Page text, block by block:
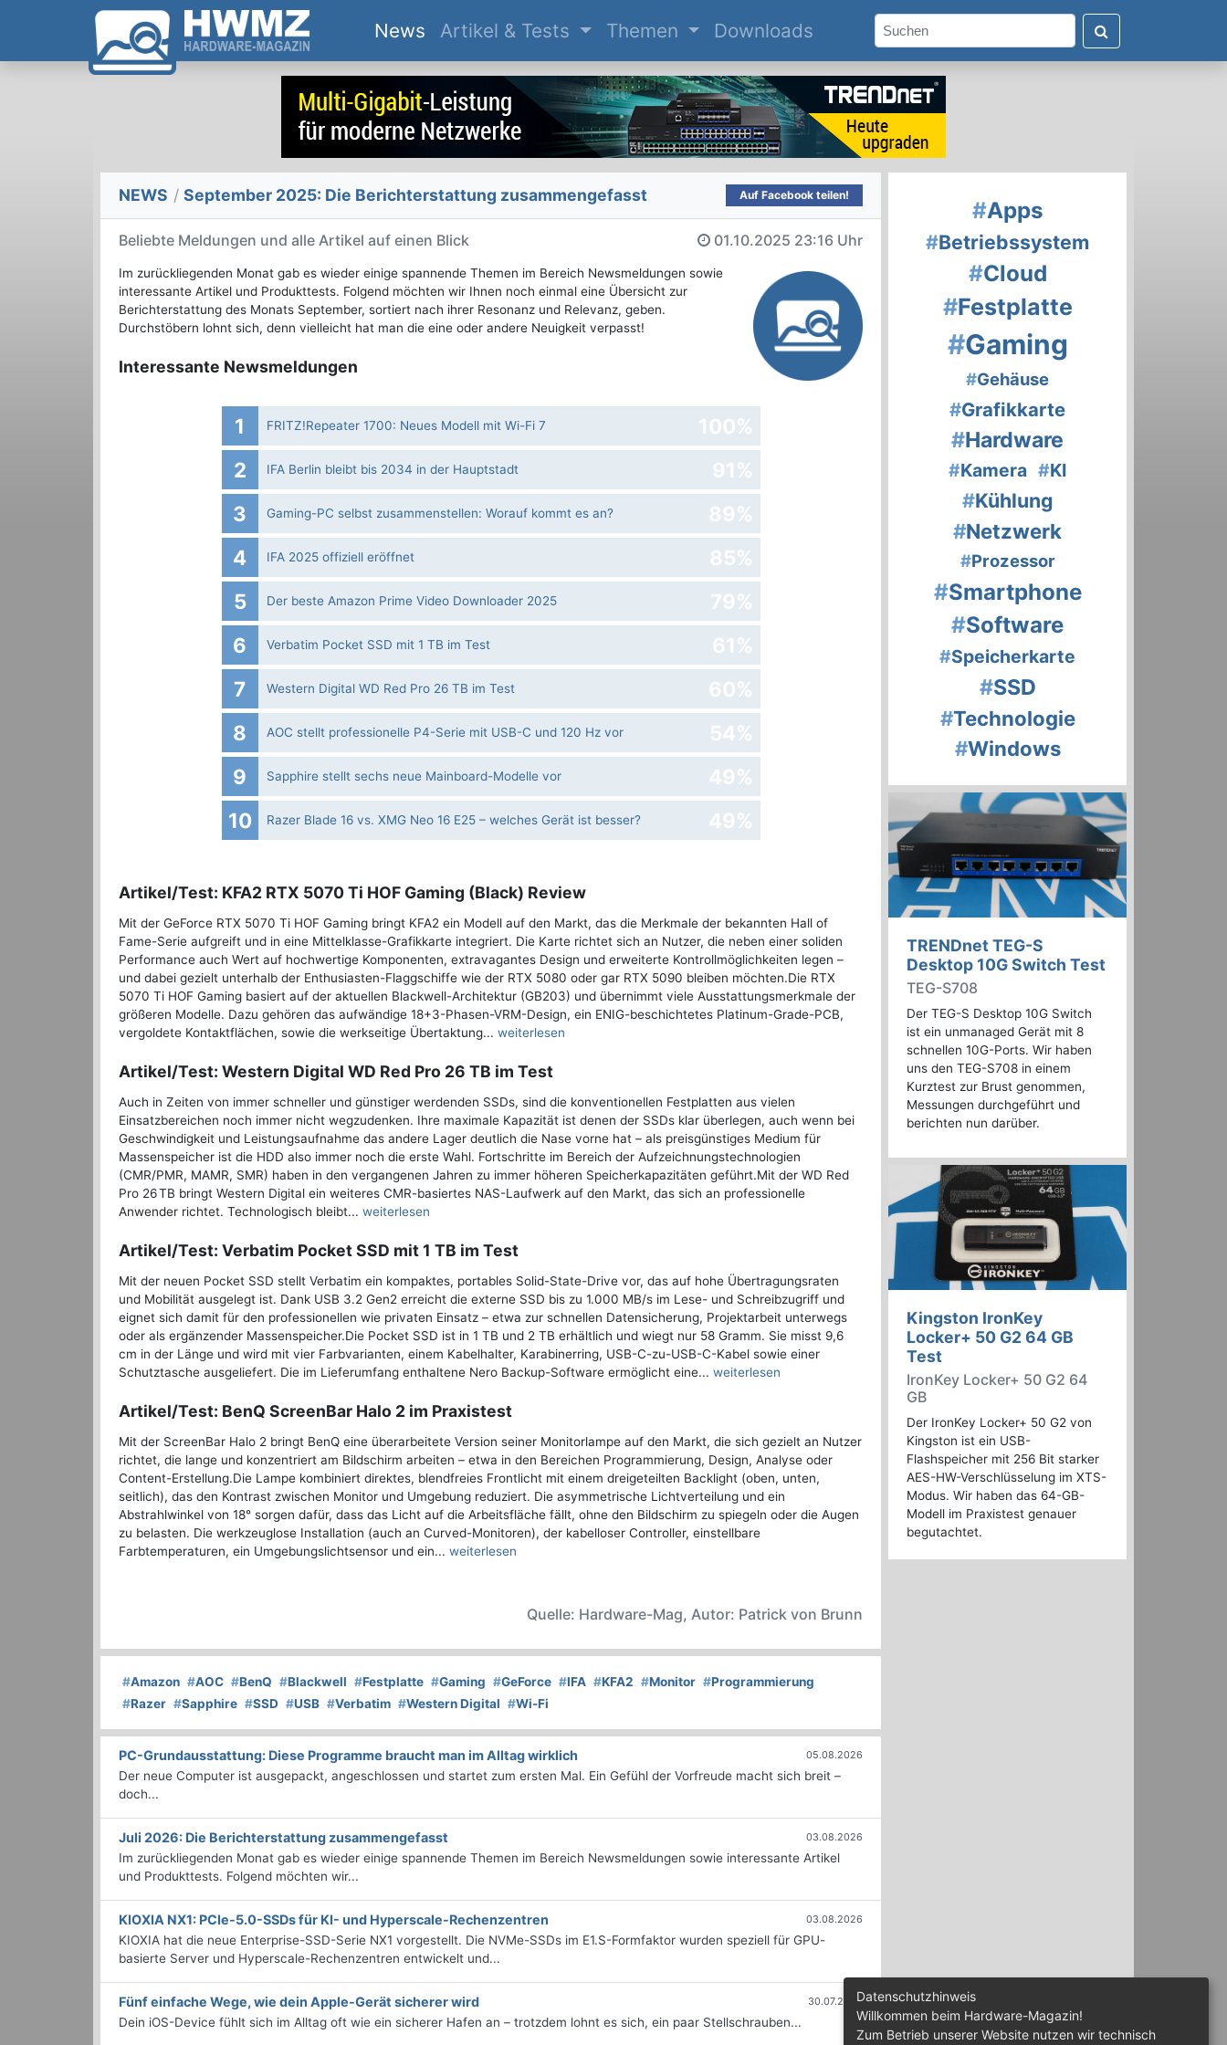
News(current)
Artikel & Tests Themen Downloads
NEWS / September 2025: Die Bericht­erstattung zusammengefasst Auf Facebook teilen!
Beliebte Meldungen und alle Artikel auf einen Blick 01.10.2025 23:16 Uhr
Im zurückliegenden Monat gab es wieder einige spannende Themen im Bereich Newsmeldungen sowie
interessante Artikel und Produkttests. Folgend möchten wir Ihnen noch einmal eine Übersicht zur
Berichterstattung des Monats September, sortiert nach ihrer Resonanz und Relevanz, geben.
Durchstöbern lohnt sich, denn vielleicht hat man die eine oder andere Neuigkeit verpasst!
Interessante Newsmeldungen
1 FRITZ!Repeater 1700: Neues Modell mit Wi-Fi 7
100%
2
IFA Berlin bleibt bis 2034 in der Hauptstadt
91%
3
Gaming-PC selbst zusammenstellen: Worauf kommt es an?
89%
4
IFA 2025 offiziell eröffnet
85%
5
Der beste Amazon Prime Video Downloader 2025
79%
6
Verbatim Pocket SSD mit 1 TB im Test
61%
7
Western Digital WD Red Pro 26 TB im Test
60%
8
AOC stellt professionelle P4-Serie mit USB-C und 120 Hz vor
54%
9
Sapphire stellt sechs neue Mainboard-Modelle vor
49%
10
Razer Blade 16 vs. XMG Neo 16 E25 – welches Gerät ist besser? 49%
Artikel/Test: KFA2 RTX 5070 Ti HOF Gaming (Black) Review
Mit der GeForce RTX 5070 Ti HOF Gaming bringt KFA2 ein Modell auf den Markt, das die Merkmale der bekannten Hall of
Fame-Serie aufgreift und in eine Mittelklasse-Grafikkarte integriert. Die Karte richtet sich an Nutzer, die neben einer soliden
Performance auch Wert auf hochwertige Komponenten, extravagantes Design und erweiterte Kontrollmöglichkeiten legen –
und dabei gezielt unterhalb der Enthusiasten-Flaggschiffe wie der RTX 5080 oder gar RTX 5090 bleiben möchten.Die RTX
5070 Ti HOF Gaming basiert auf der aktuellen Blackwell-Architektur (GB203) und übernimmt viele Ausstattungsmerkmale der
größeren Modelle. Dazu gehören das aufwändige 18+3-Phasen-VRM-Design, ein ENIG-beschichtetes Platinum-Grade-PCB,
vergoldete Kontaktflächen, sowie die werkseitige Übertaktung... weiterlesen
Artikel/Test: Western Digital WD Red Pro 26 TB im Test
Auch in Zeiten von immer schneller und günstiger werdenden SSDs, sind die konventionellen Festplatten aus vielen
Einsatzbereichen noch immer nicht wegzudenken. Ihre maximale Kapazität ist denen der SSDs klar überlegen, auch wenn bei
Geschwindigkeit und Leistungsaufnahme das andere Lager deutlich die Nase vorne hat – als preisgünstiges Medium für
Massenspeicher ist die HDD also immer noch die erste Wahl. Fortschritte im Bereich der Aufzeichnungstechnologien
(CMR/PMR, MAMR, SMR) haben in den vergangenen Jahren zu immer höheren Speicherkapazitäten geführt.Mit der WD Red
Pro 26 TB bringt Western Digital ein weiteres CMR-basiertes NAS-Laufwerk auf den Markt, das sich an professionelle
Anwender richtet. Technologisch bleibt... weiterlesen
Artikel/Test: Verbatim Pocket SSD mit 1 TB im Test
Mit der neuen Pocket SSD stellt Verbatim ein kompaktes, portables Solid-State-Drive vor, das auf hohe Übertragungsraten
und Mobilität ausgelegt ist. Dank USB 3.2 Gen2 erreicht die externe SSD bis zu 1.000 MB/s im Lese- und Schreibzugriff und
eignet sich damit für den professionellen wie privaten Einsatz – etwa zur schnellen Datensicherung, Projektarbeit unterwegs
oder als ergänzender Massenspeicher.Die Pocket SSD ist in 1 TB und 2 TB erhältlich und wiegt nur 58 Gramm. Sie misst 9,6
cm in der Länge und wird mit vier Farbvarianten, einem Kabelhalter, Karabinerring, USB-C-zu-USB-C-Kabel sowie einer
Schutztasche ausgeliefert. Die im Lieferumfang enthaltene Nero Backup-Software ermöglicht eine... weiterlesen
Artikel/Test: BenQ ScreenBar Halo 2 im Praxistest
Mit der ScreenBar Halo 2 bringt BenQ eine überarbeitete Version seiner Monitorlampe auf den Markt, die sich gezielt an Nutzer
richtet, die lange und konzentriert am Bildschirm arbeiten – etwa in den Bereichen Programmierung, Design, Analyse oder
Content-Erstellung.Die Lampe kombiniert direktes, blendfreies Frontlicht mit einem dreigeteilten Backlight (oben, unten,
seitlich), das den Kontrast zwischen Monitor und Umgebung reduziert. Die asymmetrische Lichtverteilung und ein
Abstrahlwinkel von 18° sorgen dafür, dass das Licht auf die Arbeitsfläche fällt, ohne den Bildschirm zu spiegeln oder die Augen
zu belasten. Die werkzeuglose Installation (auch an Curved-Monitoren), der kabelloser Controller, einstellbare
Farbtemperaturen, ein Umgebungslichtsensor und ein... weiterlesen
Quelle: Hardware-Mag, Autor: Patrick von Brunn
#Amazon #AOC #BenQ #Blackwell #Festplatte #Gaming #GeForce #IFA #KFA2 #Monitor #Programmierung
#Razer #Sapphire #SSD #USB #Verbatim #Western Digital #Wi-Fi
PC-Grundausstattung: Diese Programme braucht man im Alltag wirklich 05.08.2026
Der neue Computer ist ausgepackt, angeschlossen und startet zum ersten Mal. Ein Gefühl der Vorfreude macht sich breit –
doch...
Juli 2026: Die Bericht­erstattung zusammengefasst 03.08.2026
Im zurückliegenden Monat gab es wieder einige spannende Themen im Bereich Newsmeldungen sowie interessante Artikel
und Produkttests. Folgend möchten wir...
KIOXIA NX1: PCIe-5.0-SSDs für KI- und Hyperscale-Rechenzentren 03.08.2026
KIOXIA hat die neue Enterprise-SSD-Serie NX1 vorgestellt. Die NVMe-SSDs im E1.S-Formfaktor wurden speziell für GPU-
basierte Server und Hyperscale-Rechenzentren entwickelt und...
Fünf einfache Wege, wie dein Apple-Gerät sicherer wird 30.07.2026
Dein iOS-Device fühlt sich im Alltag oft wie ein sicherer Hafen an – trotzdem lohnt es sich, ein paar Stellschrauben...
#Apps
#Betriebssystem
#Cloud
#Festplatte
#Gaming
#Gehäuse
#Grafikkarte
#Hardware
#Kamera #KI
#Kühlung
#Netzwerk
#Prozessor
#Smartphone
#Software
#Speicherkarte
#SSD
#Technologie
#Windows
TRENDnet TEG-S
Desktop 10G Switch Test
TEG-S708
Der TEG-S Desktop 10G Switch
ist ein unmanaged Gerät mit 8
schnellen 10G-Ports. Wir haben
uns den TEG-S708 in einem
Kurztest zur Brust genommen,
Messungen durchgeführt und
berichten nun darüber.
Kingston IronKey
Locker+ 50 G2 64 GB
Test
IronKey Locker+ 50 G2 64
GB
Der IronKey Locker+ 50 G2 von
Kingston ist ein USB-
Flashspeicher mit 256 Bit starker
AES-HW-Verschlüsselung im XTS-
Modus. Wir haben das 64-GB-
Modell im Praxistest genauer
begutachtet.
Datenschutzhinweis
Willkommen beim Hardware-Magazin!
Zum Betrieb unserer Website nutzen wir technisch